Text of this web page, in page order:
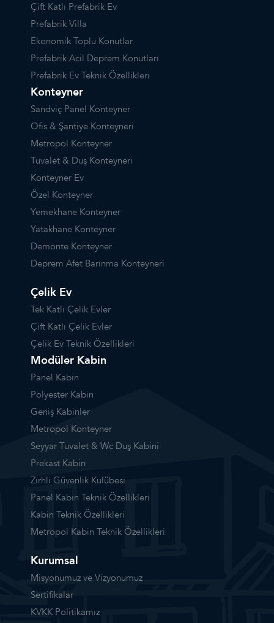
Çift Katlı Prefabrik Ev
Prefabrik Villa
Ekonomik Toplu Konutlar
Prefabrik Acil Deprem Konutları
Prefabrik Ev Teknik Özellikleri
Konteyner
Sandviç Panel Konteyner
Ofis & Şantiye Konteyneri
Metropol Konteyner
Tuvalet & Duş Konteyneri
Konteyner Ev
Özel Konteyner
Yemekhane Konteyner
Yatakhane Konteyner
Demonte Konteyner
Deprem Afet Barınma Konteyneri
Çelik Ev
Tek Katlı Çelik Evler
Çift Katlı Çelik Evler
Çelik Ev Teknik Özellikleri
Modüler Kabin
Panel Kabin
Polyester Kabin
Geniş Kabinler
Metropol Konteyner
Seyyar Tuvalet & Wc Duş Kabini
Prekast Kabin
Zırhlı Güvenlik Kulübesi
Panel Kabin Teknik Özellikleri
Kabin Teknik Özellikleri
Metropol Kabin Teknik Özellikleri
Kurumsal
Misyonumuz ve Vizyonumuz
Sertifikalar
KVKK Politikamız